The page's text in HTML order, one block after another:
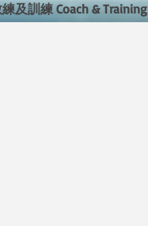
及訓練 Coach & Training